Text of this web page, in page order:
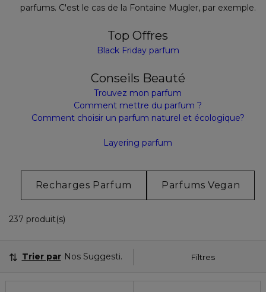
parfums. C'est le cas de la Fontaine Mugler, par exemple.
Top Offres
Black Friday parfum
Conseils Beauté
Trouvez mon parfum
Comment mettre du parfum ?
Comment choisir un parfum naturel et écologique?
Layering parfum
Recharges Parfum Parfums Vegan
237 produit(s)
Filtres
Trier par Nos Suggestions